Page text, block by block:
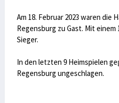
Am 18. Februar 2023 waren die
Regensburg zu Gast. Mit
Sieger.
In den letzten 9 Heimspielen
Regensburg ungeschlagen.